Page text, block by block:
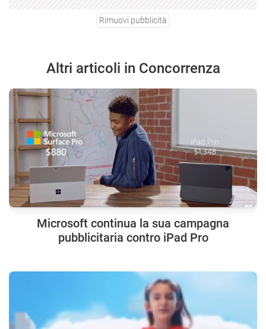
Rimuovi pubblicità
Altri articoli in Concorrenza
Microsoft continua la sua campagna
pubblicitaria contro iPad Pro